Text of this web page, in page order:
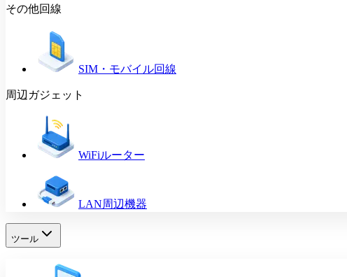
その他回線
SIM・モバイル回線
周辺ガジェット
WiFiルーター
LAN周辺機器
ツール